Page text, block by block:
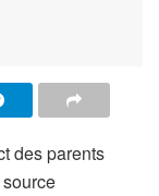
des parents